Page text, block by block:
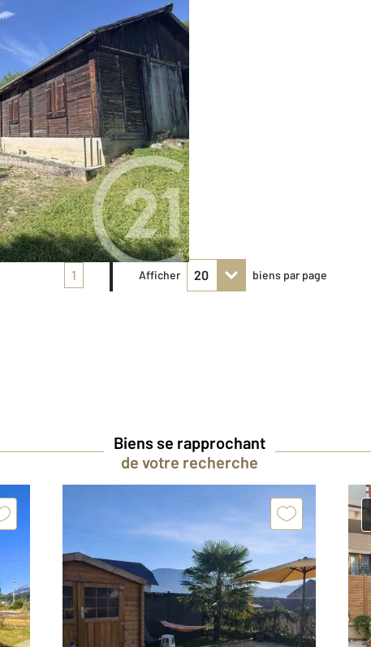
1 Afficher biens par page
Biens se rapprochant
de votre recherche